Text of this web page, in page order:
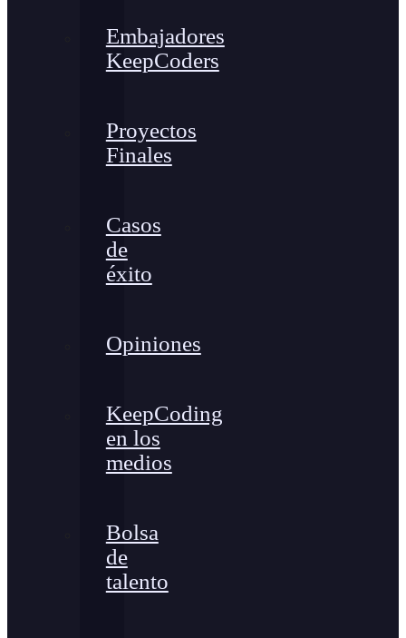
Embajadores
KeepCoders
Proyectos
Finales
Casos
de
éxito
Opiniones
KeepCoding
en los
medios
Bolsa
de
talento